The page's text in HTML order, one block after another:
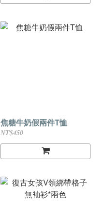
焦糖牛奶假兩件T恤
NT$450